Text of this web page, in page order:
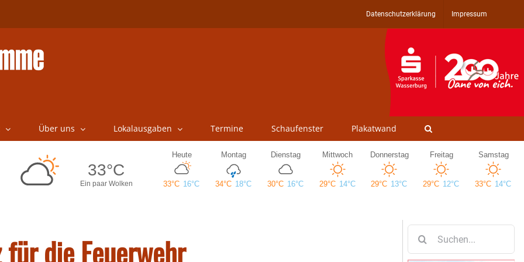
Datenschutzerklärung Impressum
Über uns Lokalausgaben Termine Schaufenster Plakatwand
die Feuerwehr
nach: